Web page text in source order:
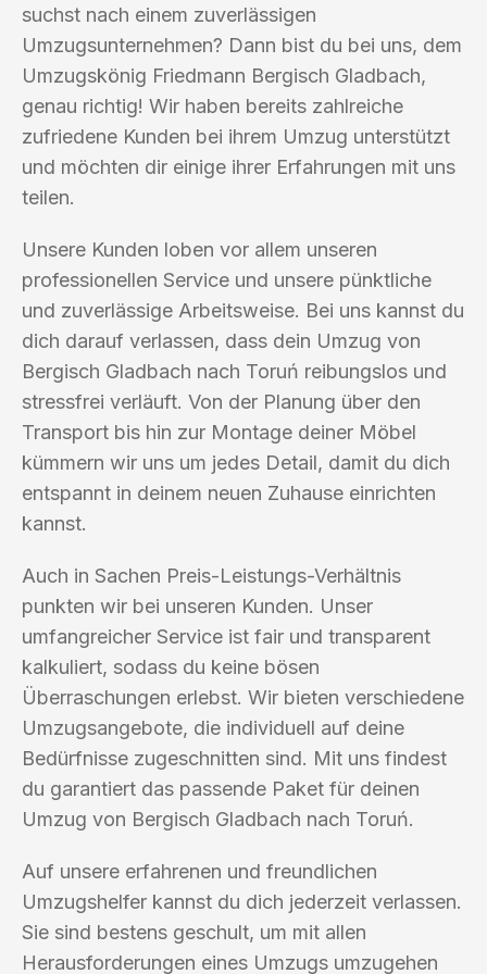
suchst nach einem zuverlässigen
Umzugsunternehmen? Dann bist du bei uns, dem
Umzugskönig Friedmann Bergisch Gladbach,
genau richtig! Wir haben bereits zahlreiche
zufriedene Kunden bei ihrem Umzug unterstützt
und möchten dir einige ihrer Erfahrungen mit uns
teilen.
Unsere Kunden loben vor allem unseren
professionellen Service und unsere pünktliche
und zuverlässige Arbeitsweise. Bei uns kannst du
dich darauf verlassen, dass dein Umzug von
Bergisch Gladbach nach Toruń reibungslos und
stressfrei verläuft. Von der Planung über den
Transport bis hin zur Montage deiner Möbel
kümmern wir uns um jedes Detail, damit du dich
entspannt in deinem neuen Zuhause einrichten
kannst.
Auch in Sachen Preis-Leistungs-Verhältnis
punkten wir bei unseren Kunden. Unser
umfangreicher Service ist fair und transparent
kalkuliert, sodass du keine bösen
Überraschungen erlebst. Wir bieten verschiedene
Umzugsangebote, die individuell auf deine
Bedürfnisse zugeschnitten sind. Mit uns findest
du garantiert das passende Paket für deinen
Umzug von Bergisch Gladbach nach Toruń.
Auf unsere erfahrenen und freundlichen
Umzugshelfer kannst du dich jederzeit verlassen.
Sie sind bestens geschult, um mit allen
Herausforderungen eines Umzugs umzugehen